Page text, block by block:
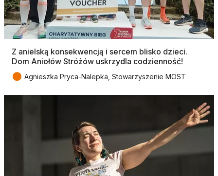
Z anielską konsekwencją i sercem blisko dzieci.
Dom Aniołów Stróżów uskrzydla codzienność!
● Agnieszka Pryca-Nalepka, Stowarzyszenie MOST